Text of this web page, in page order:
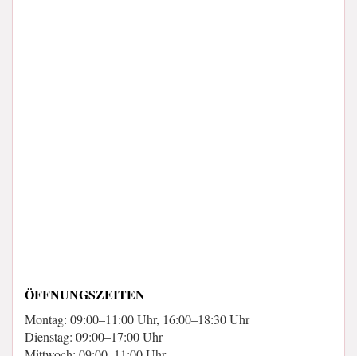
ÖFFNUNGSZEITEN
Montag: 09:00–11:00 Uhr, 16:00–18:30 Uhr
Dienstag: 09:00–17:00 Uhr